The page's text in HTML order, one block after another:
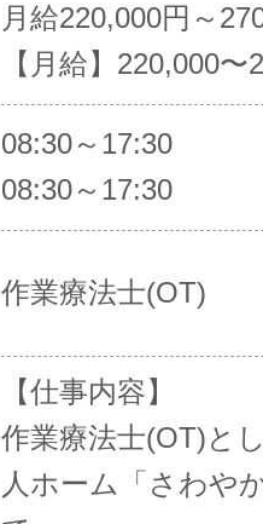
月給220,000円～
【月給】220,000〜
08:30～17:30
08:30～17:30
作業療法士(OT)
【仕事内容】
作業療法士(OT)と
人ホーム「さわや